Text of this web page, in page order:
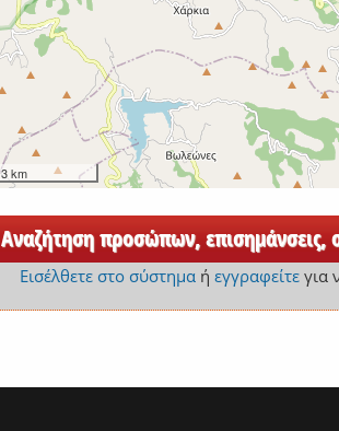
3 km
Αναζήτηση προσώπων, επισημάνσεις,
Εισέλθετε στο σύστημα ήεγγραφείτε για